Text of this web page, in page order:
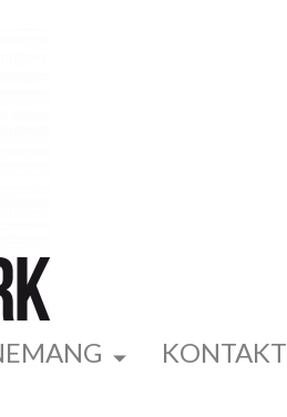
KONTAKT